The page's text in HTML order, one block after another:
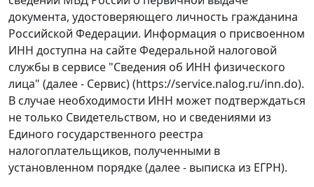
документа, удостоверяющего личность гражданина
Российской Федерации. Информация о присвоенном
ИНН доступна на сайте Федеральной налоговой
службы в сервисе "Сведения об ИНН физического
лица" (далее - Сервис) (https://service.nalog.ru/inn.do).
В случае необходимости ИНН может подтверждаться
не только Свидетельством, но и сведениями из
Единого государственного реестра
налогоплательщиков, полученными в
установленном порядке (далее - выписка из ЕГРН).